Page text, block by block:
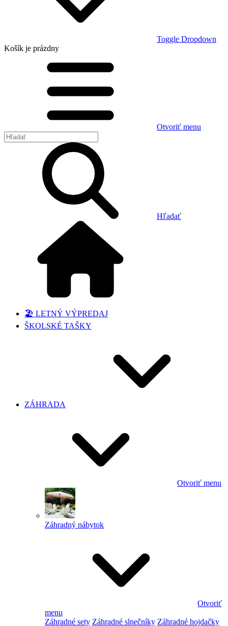
Toggle Dropdown
Košík je prázdny
Otvoriť menu
Hľadať
🏖️ LETNÝ VÝPREDAJ
ŠKOLSKÉ TAŠKY
ZÁHRADA
Otvoriť menu
Záhradný nábytok
Otvoriť
menu
Záhradné sety Záhradné slnečníky Záhradné hojdačky